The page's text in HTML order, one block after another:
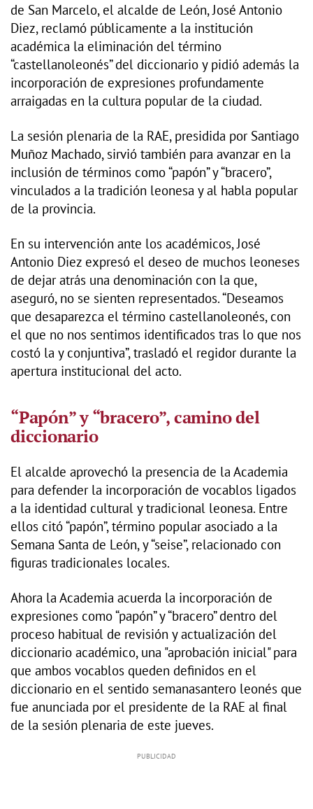
de San Marcelo, el alcalde de León, José Antonio
Diez, reclamó públicamente a la institución
académica la eliminación del término
“castellanoleonés” del diccionario y pidió además la
incorporación de expresiones profundamente
arraigadas en la cultura popular de la ciudad.
La sesión plenaria de la RAE, presidida por Santiago
Muñoz Machado, sirvió también para avanzar en la
inclusión de términos como “papón” y “bracero”,
vinculados a la tradición leonesa y al habla popular
de la provincia.
En su intervención ante los académicos, José
Antonio Diez expresó el deseo de muchos leoneses
de dejar atrás una denominación con la que,
aseguró, no se sienten representados. “Deseamos
que desaparezca el término castellanoleonés, con
el que no nos sentimos identificados tras lo que nos
costó la y conjuntiva”, trasladó el regidor durante la
apertura institucional del acto.
“Papón” y “bracero”, camino del
diccionario
El alcalde aprovechó la presencia de la Academia
para defender la incorporación de vocablos ligados
a la identidad cultural y tradicional leonesa. Entre
ellos citó “papón”, término popular asociado a la
Semana Santa de León, y “seise”, relacionado con
figuras tradicionales locales.
Ahora la Academia acuerda la incorporación de
expresiones como “papón” y “bracero” dentro del
proceso habitual de revisión y actualización del
diccionario académico, una "aprobación inicial" para
que ambos vocablos queden definidos en el
diccionario en el sentido semanasantero leonés que
fue anunciada por el presidente de la RAE al final
de la sesión plenaria de este jueves.